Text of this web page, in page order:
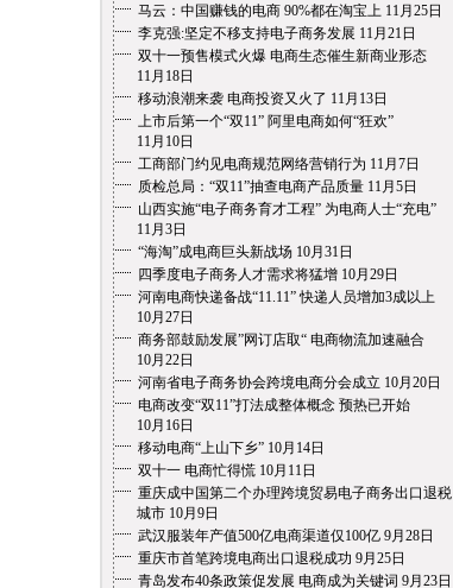
马云：中国赚钱的电商 90%都在淘宝上 11月25日
李克强:坚定不移支持电子商务发展 11月21日
双十一预售模式火爆 电商生态催生新商业形态
11月18日
移动浪潮来袭 电商投资又火了 11月13日
上市后第一个“双11” 阿里电商如何“狂欢”
11月10日
工商部门约见电商规范网络营销行为 11月7日
质检总局：“双11”抽查电商产品质量 11月5日
山西实施“电子商务育才工程” 为电商人士“充电”
11月3日
“海淘”成电商巨头新战场 10月31日
四季度电子商务人才需求将猛增 10月29日
河南电商快递备战“11.11” 快递人员增加3成以上
10月27日
商务部鼓励发展”网订店取“ 电商物流加速融合
10月22日
河南省电子商务协会跨境电商分会成立 10月20日
电商改变“双11”打法成整体概念 预热已开始
10月16日
移动电商“上山下乡” 10月14日
双十一 电商忙得慌 10月11日
重庆成中国第二个办理跨境贸易电子商务出口退税
城市 10月9日
武汉服装年产值500亿电商渠道仅100亿 9月28日
重庆市首笔跨境电商出口退税成功 9月25日
青岛发布40条政策促发展 电商成为关键词 9月23日